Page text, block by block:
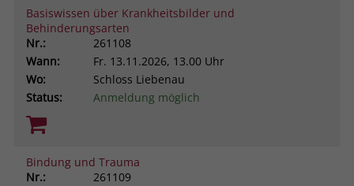
Basiswissen über Krankheitsbilder und
Behinderungsarten
Nr.:
261108
Wann:
Fr. 13.11.2026, 13.00 Uhr
Wo:
Schloss Liebenau
Status:
Anmeldung möglich
Bindung und Trauma
Nr.:
261109
Name PHPSESSID
Anbieter stiftung-liebenau.de
Laufzeit Session
allen Seitenanfragen bei.
Zweck
Browsers und die Einstellungen
exklusiv für diese Website zu speichern.
Dadurch wird gewährleistet, dass
Aktionen, die bei späteren Besuchen
derselben Website durchgeführt
werden, mit derselben
Name _clsk